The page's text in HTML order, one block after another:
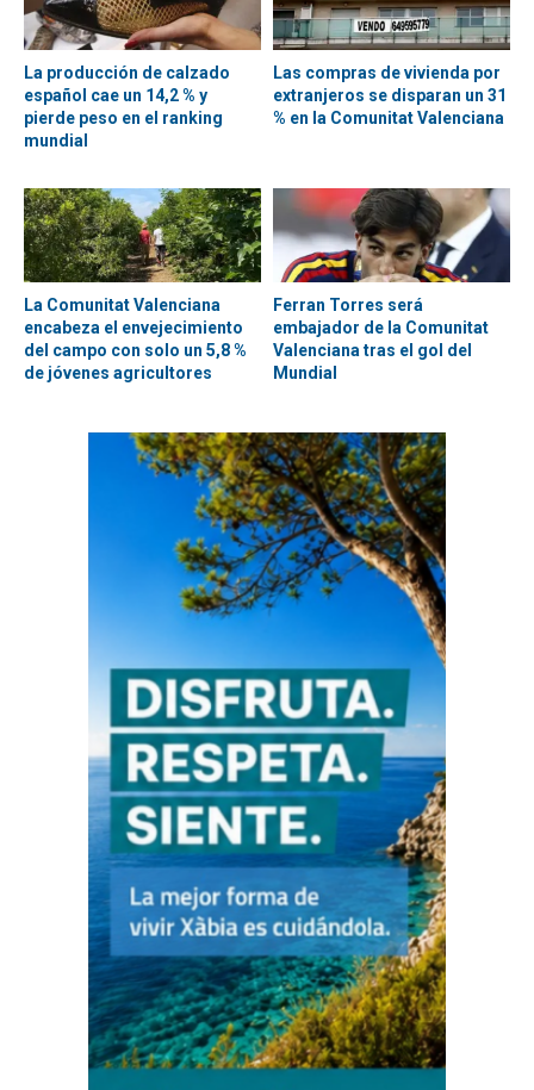
La producción de calzado
español cae un 14,2 % y
pierde peso en el ranking
mundial
Las compras de vivienda por
extranjeros se disparan un 31
% en la Comunitat Valenciana
La Comunitat Valenciana
encabeza el envejecimiento
del campo con solo un 5,8 %
de jóvenes agricultores
Ferran Torres será
embajador de la Comunitat
Valenciana tras el gol del
Mundial